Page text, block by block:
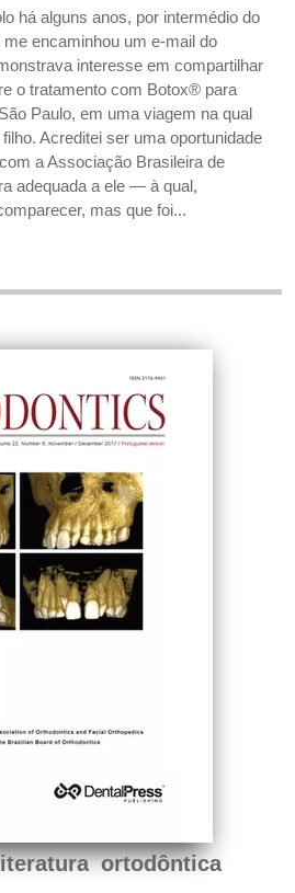
há alguns anos, por intermédio do
encaminhou um e-mail do
interesse em compartilhar
o tratamento com Botox® para
Paulo, em uma viagem na qual
Acreditei ser uma oportunidade
a Associação Brasileira de
adequada a ele — à qual,
mas que foi...
ortodôntica